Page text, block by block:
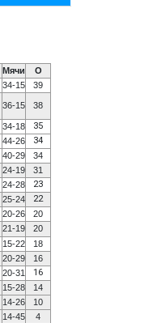
Мячи
О
34-15 39
36-15 38
34-18 35
44-26 34
40-29
34
24-19
31
24-28 23
25-24 22
20-26
20
21-19
20
15-22
18
20-29
16
20-31 16
15-28
14
14-26
10
14-45 4